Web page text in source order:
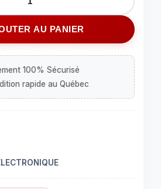
AU PANIER